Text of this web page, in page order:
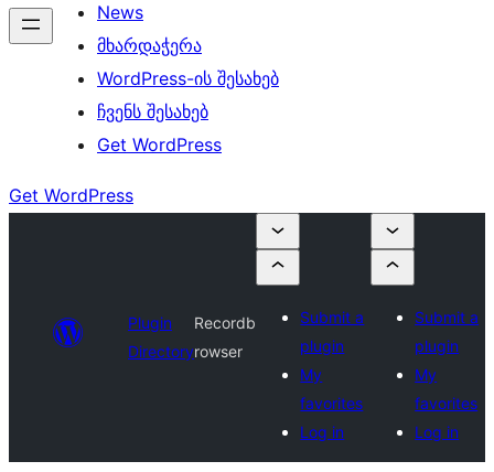
News
მხარდაჭერა
WordPress-ის შესახებ
ჩვენს შესახებ
Get WordPress
Get WordPress
Plugin
Directory
Recordb
rowser
Submit a
plugin
My
favorites
Log in
Submit a
plugin
My
favorites
Log in